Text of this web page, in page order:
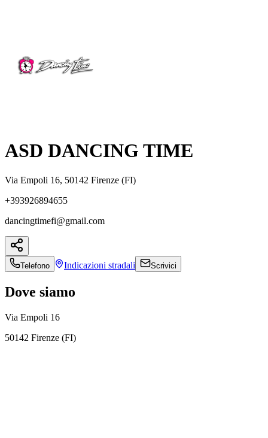
ASD DANCING TIME
Via Empoli 16, 50142 Firenze (FI)
+393926894655
dancingtimefi@gmail.com
Telefono Indicazioni stradali Scrivici
Dove siamo
Via Empoli 16
50142 Firenze (FI)